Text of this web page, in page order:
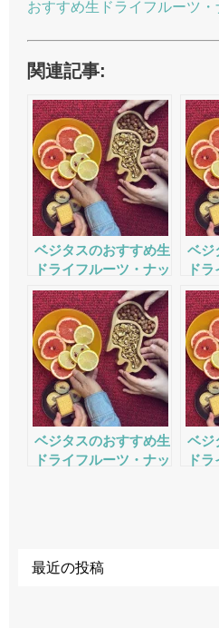
おすすめ生ドライフルーツ
関連記事:
ベジタスのおすすめ生
ドライフルーツ・ナッ
ツの評判・口コミ・サ
ービスをチェック
ベジ
ド
ツの
ービ
ベジタスのおすすめ生
ドライフルーツ・ナッ
ベジ
ド
最近の投稿